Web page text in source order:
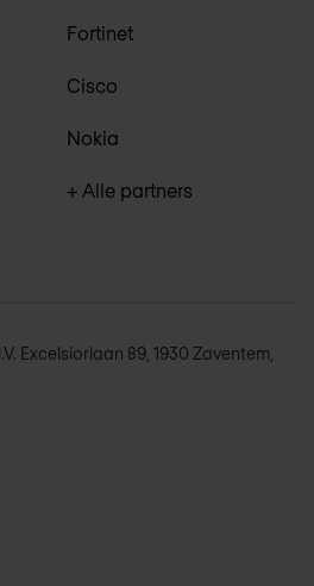
Fortinet
Cisco
Nokia
+ Alle partners
Excelsiorlaan 89, 1930 Zaventem,